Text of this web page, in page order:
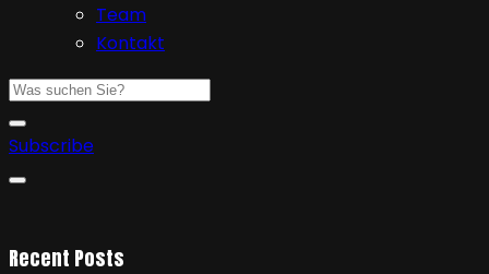
Team
Kontakt
Subscribe
Recent Posts